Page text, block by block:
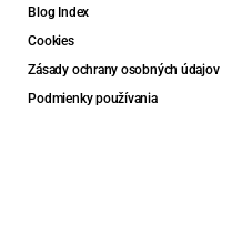
Blog Index
Cookies
Zásady ochrany osobných údajov
Podmienky používania